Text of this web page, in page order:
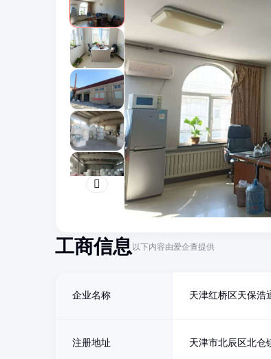
工商信息以下内容由爱企查提供
企业名称 天津红桥区天保浩
注册地址 天津市北辰区北仓